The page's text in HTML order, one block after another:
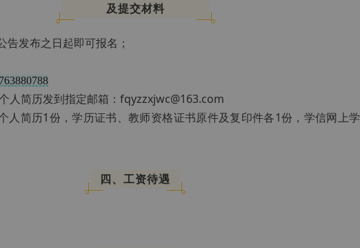
及提交材料
告发布之日起即可报名；
人简历发到指定邮箱：fqyzzxjwc@163.com
人简历1份，学历证书、教师资格证书原件及复印件各1份，学信网上学
四、工资待遇